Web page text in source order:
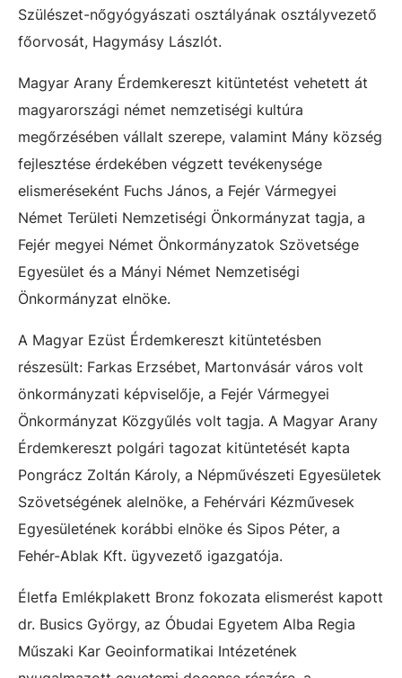
Szülészet-nőgyógyászati osztályának osztályvezető
főorvosát, Hagymásy Lászlót.
Magyar Arany Érdemkereszt kitüntetést vehetett át
magyarországi német nemzetiségi kultúra
megőrzésében vállalt szerepe, valamint Mány község
fejlesztése érdekében végzett tevékenysége
elismeréseként Fuchs János, a Fejér Vármegyei
Német Területi Nemzetiségi Önkormányzat tagja, a
Fejér megyei Német Önkormányzatok Szövetsége
Egyesület és a Mányi Német Nemzetiségi
Önkormányzat elnöke.
A Magyar Ezüst Érdemkereszt kitüntetésben
részesült: Farkas Erzsébet, Martonvásár város volt
önkormányzati képviselője, a Fejér Vármegyei
Önkormányzat Közgyűlés volt tagja. A Magyar Arany
Érdemkereszt polgári tagozat kitüntetését kapta
Pongrácz Zoltán Károly, a Népművészeti Egyesületek
Szövetségének alelnöke, a Fehérvári Kézművesek
Egyesületének korábbi elnöke és Sipos Péter, a
Fehér-Ablak Kft. ügyvezető igazgatója.
Életfa Emlékplakett Bronz fokozata elismerést kapott
dr. Busics György, az Óbudai Egyetem Alba Regia
Műszaki Kar Geoinformatikai Intézetének